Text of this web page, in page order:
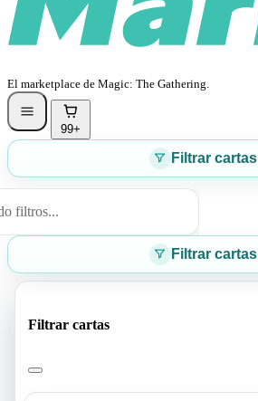
El marketplace de Magic: The Gathering.
99+
Filtrar cartas
filtros...
Filtrar cartas
Filtrar cartas